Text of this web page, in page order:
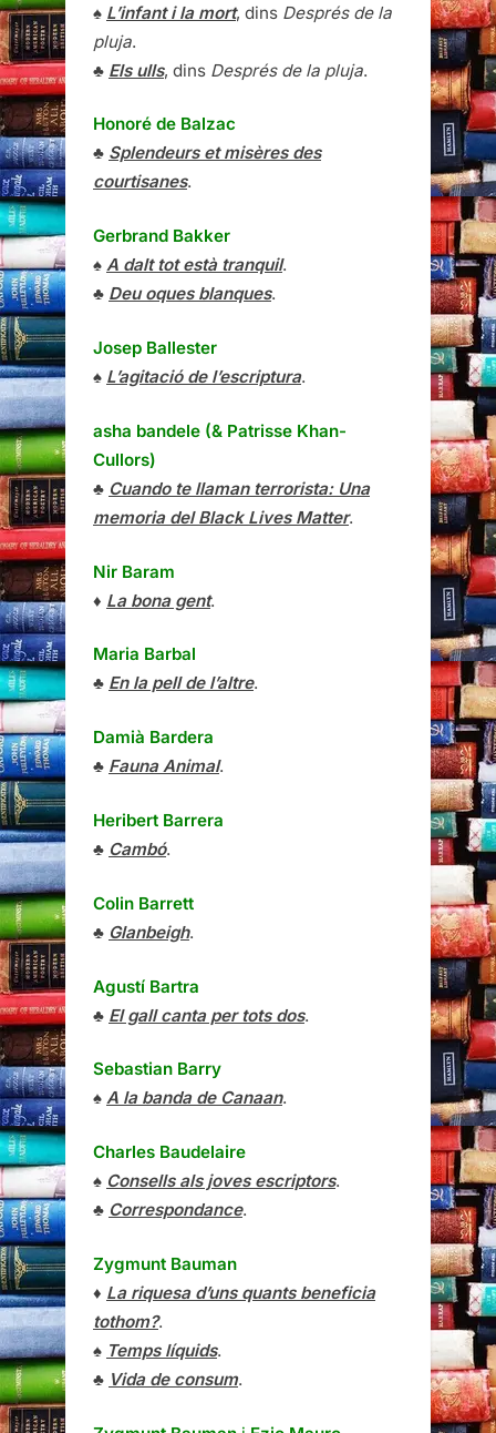
♠ L’infant i la mort, dins Després de la
pluja.
♣ Els ulls, dins Després de la pluja.
Honoré de Balzac
♣ Splendeurs et misères des
courtisanes.
Gerbrand Bakker
♠ A dalt tot està tranquil.
♣ Deu oques blanques.
Josep Ballester
♠ L’agitació de l’escriptura.
asha bandele (& Patrisse Khan-
Cullors)
♣ Cuando te llaman terrorista: Una
memoria del Black Lives Matter.
Nir Baram
♦ La bona gent.
Maria Barbal
♣ En la pell de l’altre.
Damià Bardera
♣ Fauna Animal.
Heribert Barrera
♣ Cambó.
Colin Barrett
♣ Glanbeigh.
Agustí Bartra
♣ El gall canta per tots dos.
Sebastian Barry
♠ A la banda de Canaan.
Charles Baudelaire
♠ Consells als joves escriptors.
♣ Correspondance.
Zygmunt Bauman
♦ La riquesa d’uns quants beneficia
tothom?.
♠ Temps líquids.
♣ Vida de consum.